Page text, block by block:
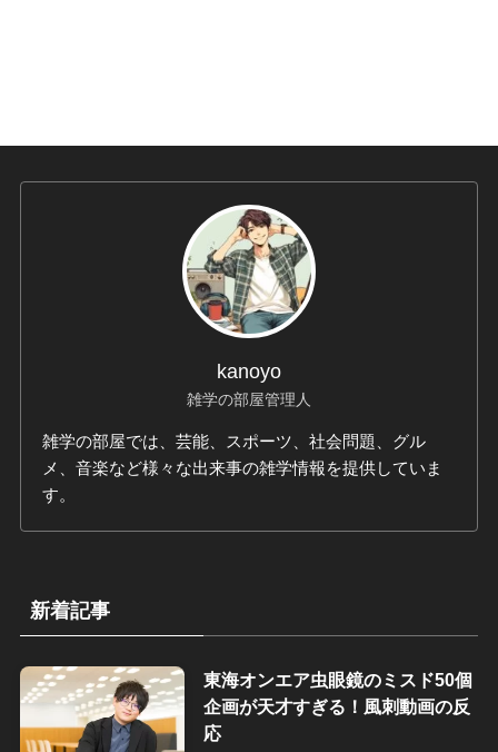
kanoyo
雑学の部屋管理人
雑学の部屋では、芸能、スポーツ、社会問題、グル
メ、音楽など様々な出来事の雑学情報を提供していま
す。
新着記事
東海オンエア虫眼鏡のミスド50個
企画が天才すぎる！風刺動画の反
応